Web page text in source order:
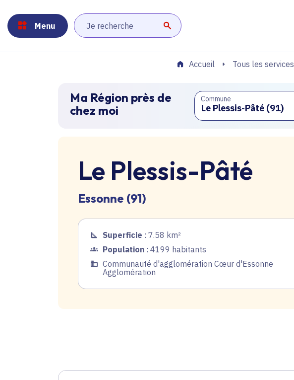
Menu
Lancer la recherche
Accueil Tous les services
Ma Région près de
chez moi
Commune
Le Plessis-Pâté
Essonne (91)
Superficie : 7.58 km²
Population : 4199 habitants
Communauté d'agglomération Cœur d'Essonne
Agglomération